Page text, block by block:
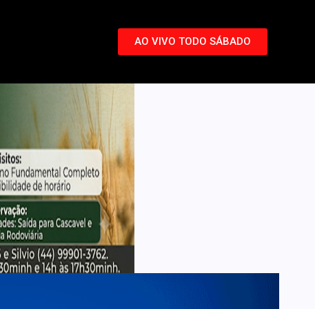
AO VIVO TODO SÁBADO